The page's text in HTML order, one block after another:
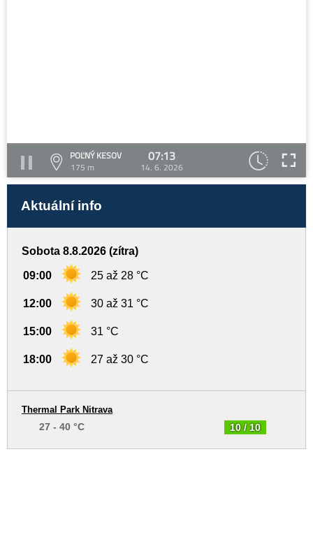
POĽNÝ KESOV
175 m
07:13
14. 6. 2026
Aktuální info
Sobota 8.8.2026 (zítra)
09:00 25 až 28 °C
12:00 30 až 31 °C
15:00 31 °C
18:00 27 až 30 °C
10 / 10
Thermal Park Nitrava
27 - 40 °C